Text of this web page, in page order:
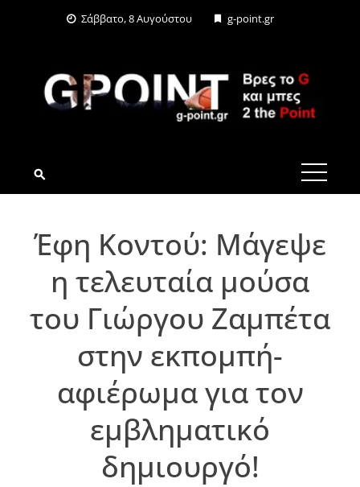
Σάββατο, 8 Αυγούστου g-point.gr
G-POINT.GR
Έφη Κοντού: Μάγεψε
η τελευταία μούσα
του Γιώργου Ζαμπέτα
στην εκπομπή-
αφιέρωμα για τον
εμβληματικό
δημιουργό!